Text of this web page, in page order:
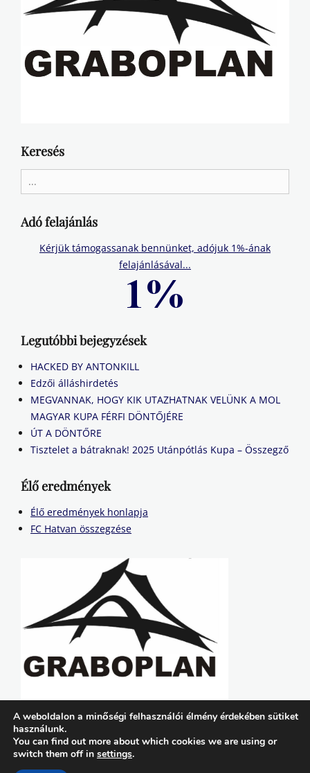
Keresés
for:
Adó felajánlás
Kérjük támogassanak bennünket, adójuk 1%-ának
felajánlásával...
Legutóbbi bejegyzések
HACKED BY ANTONKILL
Edzői álláshirdetés
MEGVANNAK, HOGY KIK UTAZHATNAK VELÜNK A MOL
MAGYAR KUPA FÉRFI DÖNTŐJÉRE
ÚT A DÖNTŐRE
Tisztelet a bátraknak! 2025 Utánpótlás Kupa – Összegző
Élő eredmények
Élő eredmények honlapja
FC Hatvan összegzése
A weboldalon a minőségi felhasználói élmény érdekében sütiket
használunk.
You can find out more about which cookies we are using or
switch them off in settings.